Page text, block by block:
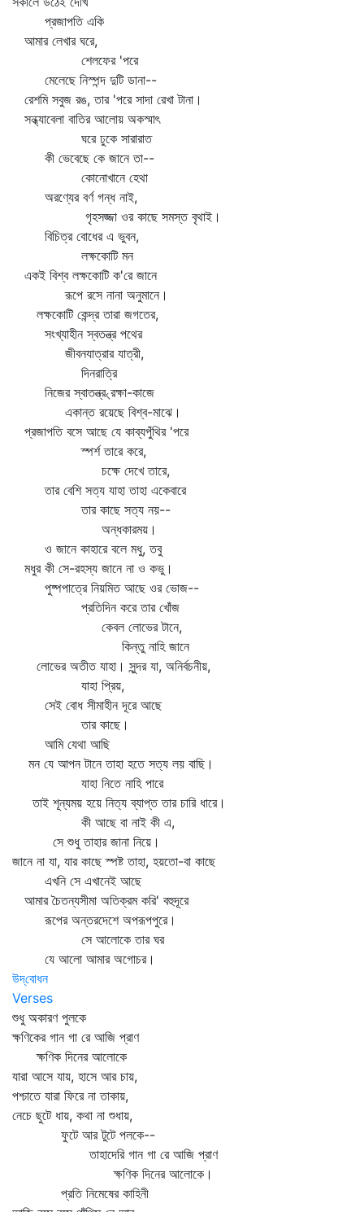
প্রজাপতি একি
আমার লেখার ঘরে,
শেলফের 'পরে
মেলেছে নিস্পন্দ দুটি ডানা--
রেশমি সবুজ রঙ, তার 'পরে সাদা রেখা টানা।
সন্ধ্যাবেলা বাতির আলোয় অকস্মাৎ
ঘরে ঢুকে সারারাত
কী ভেবেছে কে জানে তা--
কোনোখানে হেথা
অরণ্যের বর্ণ গন্ধ নাই,
গৃহসজ্জা ওর কাছে সমস্ত বৃথাই।
বিচিত্র বোধের এ ভুবন,
লক্ষকোটি মন
একই বিশ্ব লক্ষকোটি ক'রে জানে
রূপে রসে নানা অনুমানে।
লক্ষকোটি কেন্দ্র তারা জগতের,
সংখ্যাহীন স্বতন্ত্র পথের
জীবনযাত্রার যাত্রী,
দিনরাত্রি
নিজের স্বাতন্ত্র৻রক্ষা-কাজে
একান্ত রয়েছে বিশ্ব-মাঝে।
প্রজাপতি বসে আছে যে কাব্যপুঁথির 'পরে
স্পর্শ তারে করে,
চক্ষে দেখে তারে,
তার বেশি সত্য যাহা তাহা একেবারে
তার কাছে সত্য নয়--
অন্ধকারময়।
ও জানে কাহারে বলে মধু, তবু
মধুর কী সে-রহস্য জানে না ও কভু।
পুষ্পপাত্রে নিয়মিত আছে ওর ভোজ--
প্রতিদিন করে তার খোঁজ
কেবল লোভের টানে,
কিন্তু নাহি জানে
লোভের অতীত যাহা। সুন্দর যা, অনির্বচনীয়,
যাহা প্রিয়,
সেই বোধ সীমাহীন দূরে আছে
তার কাছে।
আমি যেথা আছি
মন যে আপন টানে তাহা হতে সত্য লয় বাছি।
যাহা নিতে নাহি পারে
তাই শূন্যময় হয়ে নিত্য ব্যাপ্ত তার চারি ধারে।
কী আছে বা নাই কী এ,
সে শুধু তাহার জানা নিয়ে।
জানে না যা, যার কাছে স্পষ্ট তাহা, হয়তো-বা কাছে
এখনি সে এখানেই আছে
আমার চৈতন্যসীমা অতিক্রম করি' বহুদূরে
রূপের অন্তরদেশে অপরূপপুরে।
সে আলোকে তার ঘর
যে আলো আমার অগোচর।
উদ্‌বোধন
Verses
শুধু অকারণ পুলকে
ক্ষণিকের গান গা রে আজি প্রাণ
ক্ষণিক দিনের আলোকে
যারা আসে যায়, হাসে আর চায়,
পশ্চাতে যারা ফিরে না তাকায়,
নেচে ছুটে ধায়, কথা না শুধায়,
ফুটে আর টুটে পলকে--
তাহাদেরি গান গা রে আজি প্রাণ
ক্ষণিক দিনের আলোকে।
প্রতি নিমেষের কাহিনী